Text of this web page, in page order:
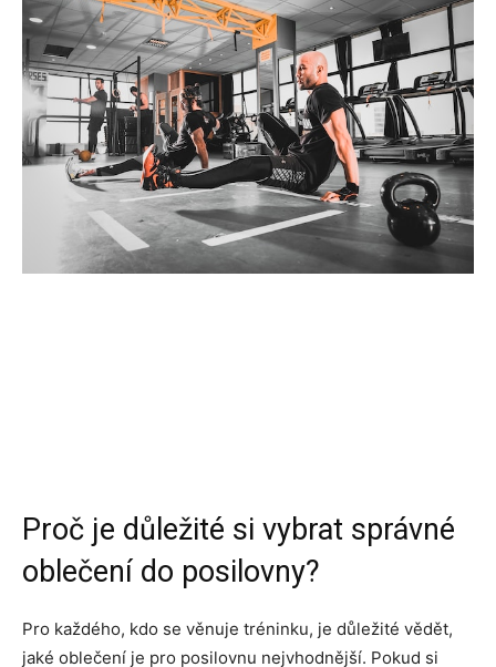
Proč je důležité si vybrat správné
oblečení do posilovny?
Pro každého, kdo se věnuje tréninku, je důležité vědět,
jaké oblečení je pro posilovnu nejvhodnější. Pokud si